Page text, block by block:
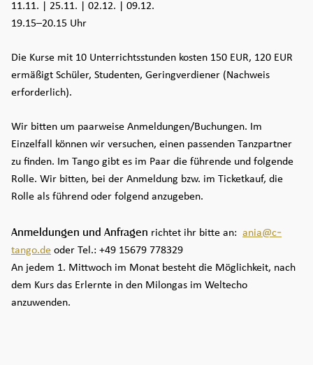
11.11. | 25.11. | 02.12. | 09.12.
19.15–20.15 Uhr
Die Kurse mit 10 Unterrichtsstunden kosten 150 EUR, 120 EUR
ermäßigt Schüler, Studenten, Geringverdiener (Nachweis
erforderlich).
Wir bitten um paarweise Anmeldungen/Buchungen. Im
Einzelfall können wir versuchen, einen passenden Tanzpartner
zu finden. Im Tango gibt es im Paar die führende und folgende
Rolle. Wir bitten, bei der Anmeldung bzw. im Ticketkauf, die
Rolle als führend oder folgend anzugeben.
Anmeldungen und Anfragen richtet ihr bitte an: ania@c-
tango.de oder Tel.: +49 15679 778329
An jedem 1. Mittwoch im Monat besteht die Möglichkeit, nach
dem Kurs das Erlernte in den Milongas im Weltecho
anzuwenden.